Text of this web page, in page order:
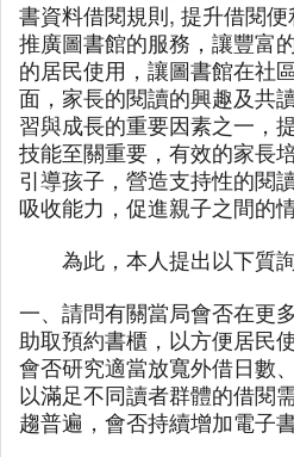
書資料借閱規則, 提升借閱
推廣圖書館的服務，讓豐富
的居民使用，讓圖書館在社
面，家長的閱讀的興趣及共
習與成長的重要因素之一，
技能至關重要，有效的家長
引導孩子，營造支持性的閱
吸收能力，促進親子之間的
為此，本人提出以下質詢
一、請問有關當局會否在更
助取預約書櫃，以方便居民
會否研究適當放寬外借日數
以滿足不同讀者群體的借閱
趨普遍，會否持續增加電子